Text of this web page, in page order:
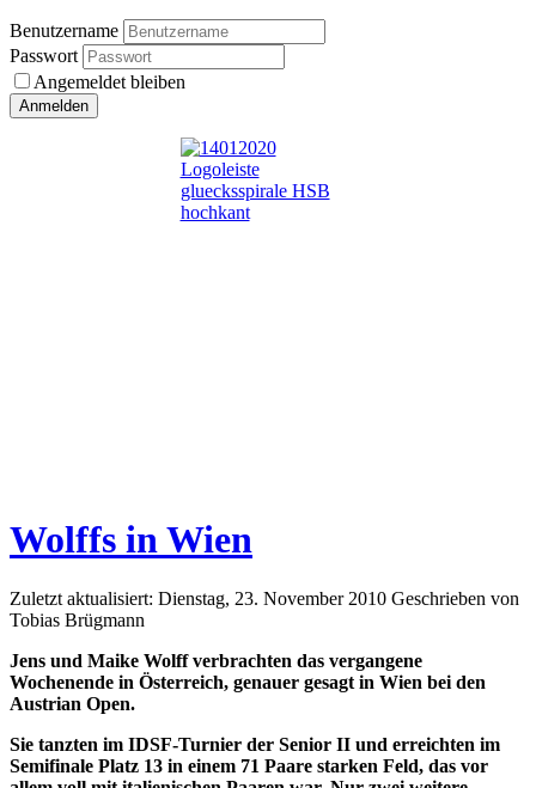
Benutzername
Passwort
Angemeldet bleiben
Wolffs in Wien
Zuletzt aktualisiert: Dienstag, 23. November 2010 Geschrieben von
Tobias Brügmann
Jens und Maike Wolff verbrachten das vergangene
Wochenende in Österreich, genauer gesagt in Wien bei den
Austrian Open.
Sie tanzten im IDSF-Turnier der Senior II und erreichten im
Semifinale Platz 13 in einem 71 Paare starken Feld, das vor